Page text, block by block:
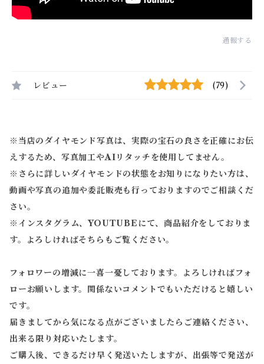
通報する
レビュー (79)
※当店のダイヤモンド写真は、実際の宝石の良さを正確にお伝
えするため、写真加工やAIリタッチを使用してません。
※ さらに詳しいダイヤモンドの状態をお知りになりたい方は、
動画や写真の追加や委託販売も行っておりますのでご相談くだ
さい。
※ インスタグラム、YOUTUBEにて、商品紹介をしておりま
す。よろしければそちらもご覧ください。
フォロワーの増減に一喜一憂しております。よろしければフォ
ローお願いします。関係ないコメントでもいただけると嬉しい
です。
届きましてから気になる点がございましたらご連絡ください、
出来る限り対応いたします。
ご購入後、できるだけ早く発送いたしますが、出張等で発送が